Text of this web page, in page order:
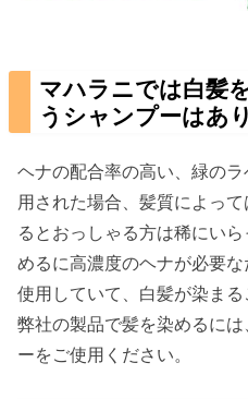
マハラニでは白髪
うシャンプーはあ
ヘナの配合率の高い、緑の
用された場合、髪質によっ
るとおっしゃる方は稀にい
めるに高濃度のヘナが必要
使用していて、白髪が染まる
弊社の製品で髪を染めるに
ーをご使用ください。